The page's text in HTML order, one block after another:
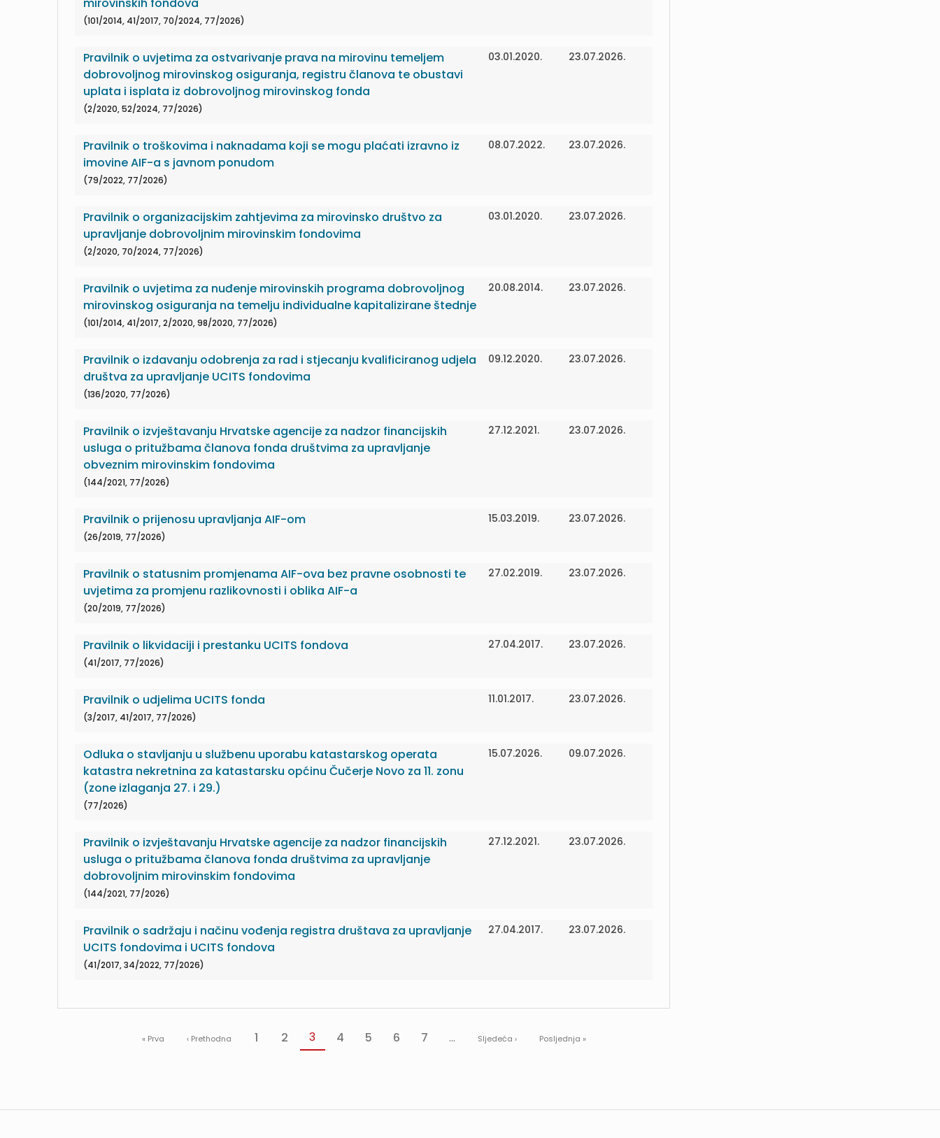
(101/2014, 41/2017, 70/2024, 77/2026)
Pravilnik o uvjetima za ostvarivanje prava na mirovinu temeljem
dobrovoljnog mirovinskog osiguranja, registru članova te obustavi
uplata i isplata iz dobrovoljnog mirovinskog fonda
(2/2020, 52/2024, 77/2026)
03.01.2020. 23.07.2026.
Pravilnik o troškovima i naknadama koji se mogu plaćati izravno iz
imovine AIF-a s javnom ponudom
(79/2022, 77/2026)
08.07.2022. 23.07.2026.
Pravilnik o organizacijskim zahtjevima za mirovinsko društvo za
upravljanje dobrovoljnim mirovinskim fondovima
(2/2020, 70/2024, 77/2026)
03.01.2020. 23.07.2026.
Pravilnik o uvjetima za nuđenje mirovinskih programa dobrovoljnog
mirovinskog osiguranja na temelju individualne kapitalizirane štednje
(101/2014, 41/2017, 2/2020, 98/2020, 77/2026)
20.08.2014. 23.07.2026.
Pravilnik o izdavanju odobrenja za rad i stjecanju kvalificiranog udjela
društva za upravljanje UCITS fondovima
(136/2020, 77/2026)
09.12.2020. 23.07.2026.
Pravilnik o izvještavanju Hrvatske agencije za nadzor financijskih
usluga o pritužbama članova fonda društvima za upravljanje
obveznim mirovinskim fondovima
(144/2021, 77/2026)
27.12.2021. 23.07.2026.
Pravilnik o prijenosu upravljanja AIF-om
(26/2019, 77/2026)
15.03.2019. 23.07.2026.
Pravilnik o statusnim promjenama AIF-ova bez pravne osobnosti te
uvjetima za promjenu razlikovnosti i oblika AIF-a
(20/2019, 77/2026)
27.02.2019. 23.07.2026.
Pravilnik o likvidaciji i prestanku UCITS fondova
(41/2017, 77/2026)
27.04.2017. 23.07.2026.
Pravilnik o udjelima UCITS fonda
(3/2017, 41/2017, 77/2026)
11.01.2017. 23.07.2026.
Odluka o stavljanju u službenu uporabu katastarskog operata
katastra nekretnina za katastarsku općinu Čučerje Novo za 11. zonu
(zone izlaganja 27. i 29.)
(77/2026)
15.07.2026. 09.07.2026.
Pravilnik o izvještavanju Hrvatske agencije za nadzor financijskih
usluga o pritužbama članova fonda društvima za upravljanje
dobrovoljnim mirovinskim fondovima
(144/2021, 77/2026)
27.12.2021. 23.07.2026.
Pravilnik o sadržaju i načinu vođenja registra društava za upravljanje
UCITS fondovima i UCITS fondova
(41/2017, 34/2022, 77/2026)
27.04.2017. 23.07.2026.
« Prva ‹ Prethodna 1 2 3 4 5 6 7 ... Sljedeća › Posljednja »